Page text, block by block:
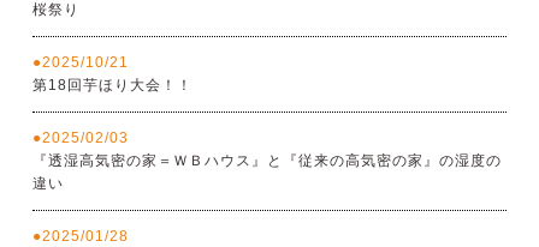
桜祭り
2025/10/21
第18回芋ほり大会！！
2025/02/03
『透湿高気密の家＝ＷＢハウス』と『従来の高気密の家』の湿度の
違い
2025/01/28